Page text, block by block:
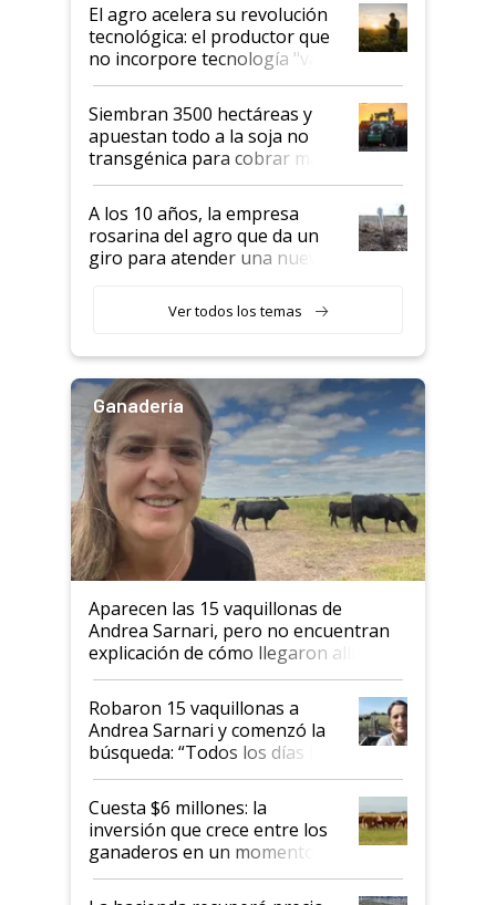
El agro acelera su revolución
tecnológica: el productor que
no incorpore tecnología "va a
perder el tren"
Siembran 3500 hectáreas y
apuestan todo a la soja no
transgénica para cobrar más
por tonelada: compraron un
semillero
A los 10 años, la empresa
rosarina del agro que da un
giro para atender una nueva
Ver todos los temas
Ganadería
Aparecen las 15 vaquillonas de
Andrea Sarnari, pero no encuentran
explicación de cómo llegaron allí
Robaron 15 vaquillonas a
Andrea Sarnari y comenzó la
búsqueda: “Todos los días le
toca a algún productor”
Cuesta $6 millones: la
inversión que crece entre los
ganaderos en un momento
histórico para la actividad